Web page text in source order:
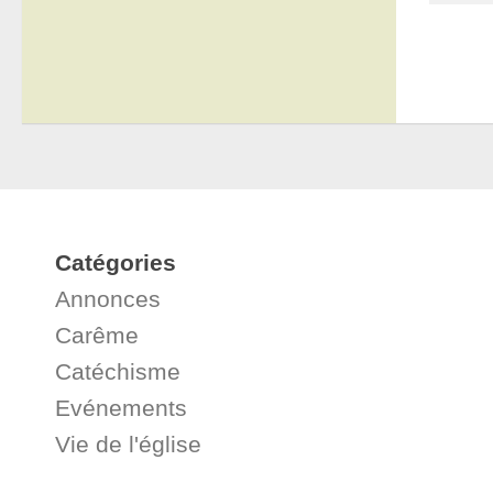
Catégories
Annonces
Carême
Catéchisme
Evénements
Vie de l'église